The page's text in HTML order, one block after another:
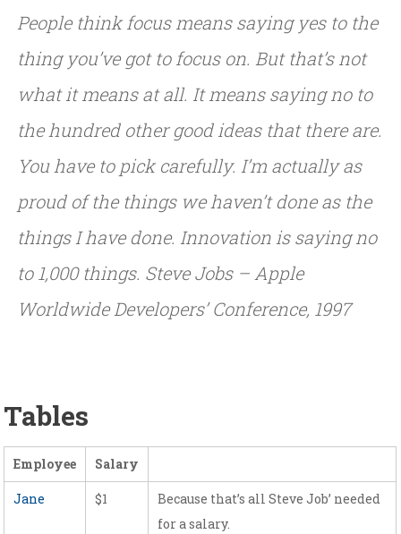
People think focus means saying yes to the
thing you’ve got to focus on. But that’s not
what it means at all. It means saying no to
the hundred other good ideas that there are.
You have to pick carefully. I’m actually as
proud of the things we haven’t done as the
things I have done. Innovation is saying no
to 1,000 things. Steve Jobs – Apple
Worldwide Developers’ Conference, 1997
Tables
Employee Salary
Jane $1
Because that’s all Steve Job’ needed
for a salary.